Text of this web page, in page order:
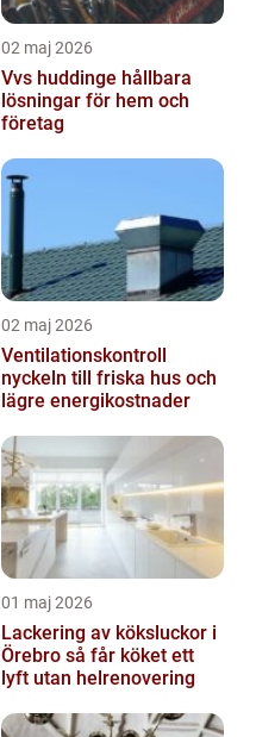
02 maj 2026
Vvs huddinge hållbara
lösningar för hem och
företag
02 maj 2026
Ventilationskontroll
nyckeln till friska hus och
lägre energikostnader
01 maj 2026
Lackering av köksluckor i
Örebro så får köket ett
lyft utan helrenovering